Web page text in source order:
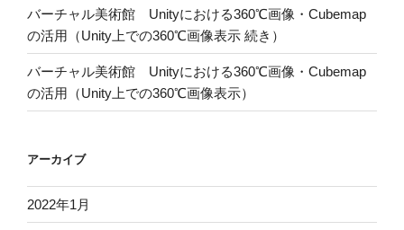
バーチャル美術館 Unityにおける360℃画像・Cubemap
の活用（Unity上での360℃画像表示 続き）
バーチャル美術館 Unityにおける360℃画像・Cubemap
の活用（Unity上での360℃画像表示）
アーカイブ
2022年1月